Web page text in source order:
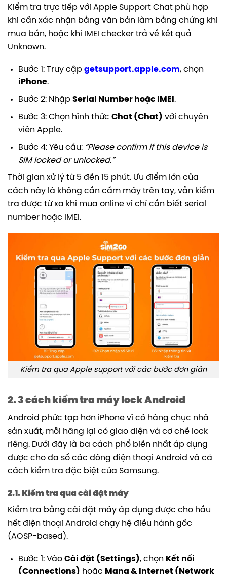
Kiểm tra trực tiếp với Apple Support Chat phù hợp
khi cần xác nhận bằng văn bản làm bằng chứng khi
mua bán, hoặc khi IMEI checker trả về kết quả
Unknown.
Bước 1: Truy cập getsupport.apple.com, chọn
iPhone.
Bước 2: Nhập Serial Number hoặc IMEI .
Bước 3: Chọn hình thức Chat (Chat) với chuyên
viên Apple.
Bước 4: Yêu cầu: “Please confirm if this device is
SIM locked or unlocked.”
Thời gian xử lý từ 5 đến 15 phút. Ưu điểm lớn của
cách này là không cần cầm máy trên tay, vẫn kiểm
tra được từ xa khi mua online vì chỉ cần biết serial
number hoặc IMEI.
Kiểm tra qua Apple support với các bước đơn giản
2. 3 cách kiểm tra máy lock Android
Android phức tạp hơn iPhone vì có hàng chục nhà
sản xuất, mỗi hãng lại có giao diện và cơ chế lock
riêng. Dưới đây là ba cách phổ biến nhất áp dụng
được cho đa số các dòng điện thoại Android và cả
cách kiểm tra đặc biệt của Samsung.
2.1. Kiểm tra qua cài đặt máy
Kiểm tra bằng cài đặt máy áp dụng được cho hầu
hết điện thoại Android chạy hệ điều hành gốc
(AOSP-based).
Bước 1: Vào Cài đặt (Settings), chọn Kết nối
(Connections) hoặc Mạng & Internet (Network